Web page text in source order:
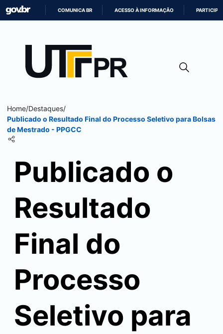
CONTEÚDO
COMUNICA BR ACESSO À INFORMAÇÃO PARTICIPE
Home/Destaques/
Publicado o Resultado Final do Processo Seletivo para Bolsas
de Mestrado - PPGCC
Publicado o
Resultado
Final do
Processo
Seletivo para